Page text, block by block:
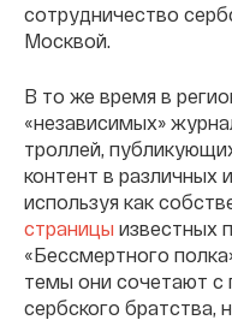
сотрудничество
Москвой.
В то же время в
«независимых»
троллей,
контент в различных
используя как
страницы известных
«Бессмертного
темы они сочетают с
сербского братства,